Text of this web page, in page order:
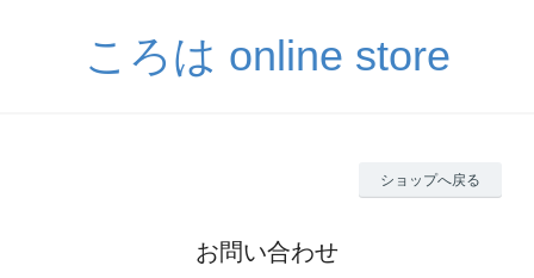
ころは online store
ショップへ戻る
お問い合わせ